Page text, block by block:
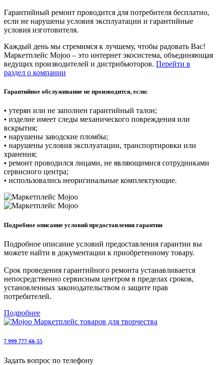
Гарантийный ремонт проводится для потребителя бесплатно,
если не нарушены условия эксплуатации и гарантийные
условия изготовителя.
Каждый день мы стремимся к лучшему, чтобы радовать Вас!
Маркетплейс Mojoo – это интернет экосистема, объединяющая
ведущих производителей и дистрибьюторов. Перейти в
раздел о компании
Гарантийное обслуживание не производится, если:
• утерян или не заполнен гарантийный талон;
• изделие имеет следы механического повреждения или
вскрытия;
• нарушены заводские пломбы;
• нарушены условия эксплуатации, транспортировки или
хранения;
• ремонт проводился лицами, не являющимися сотрудниками
сервисного центра;
• использовались неоригинальные комплектующие.
Подробное описание условий предоставления гарантии
Подробное описание условий предоставления гарантии вы
можете найти в документации к приобретенному товару.
Срок проведения гарантийного ремонта устанавливается
непосредственно сервисным центром в пределах сроков,
установленных законодательством о защите прав
потребителей.
Подробнее
7 999 777-66-55
Задать вопрос по телефону